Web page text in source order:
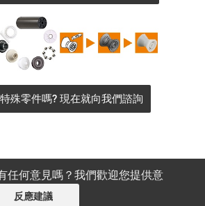
殊零件嗎? 現在就向我們諮詢
任何意見嗎？我們歡迎您提供意
反應建議